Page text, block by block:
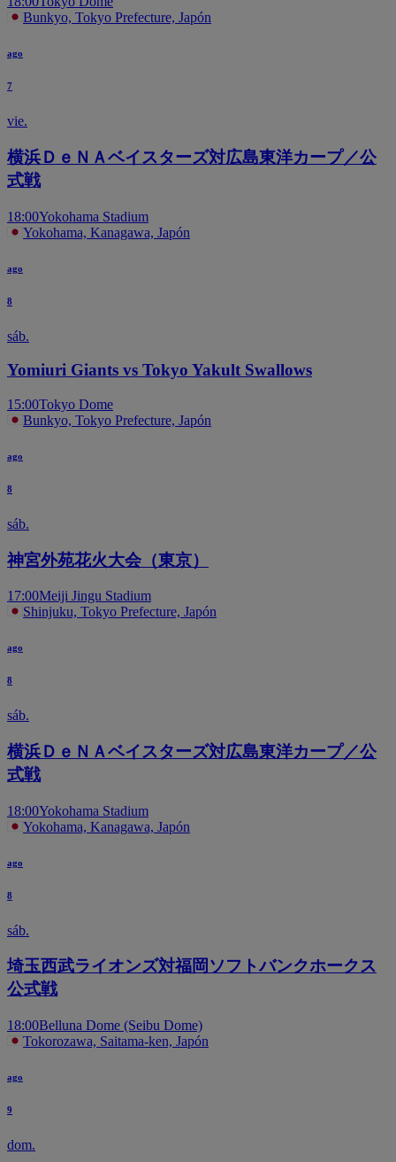
Bunkyo, Tokyo Prefecture, Japón
ago
7
vie.
横浜ＤｅＮＡベイスターズ対広島東洋カープ／公
式戦
18:00Yokohama Stadium
Yokohama, Kanagawa, Japón
ago
8
sáb.
Yomiuri Giants vs Tokyo Yakult Swallows
15:00Tokyo Dome
Bunkyo, Tokyo Prefecture, Japón
ago
8
sáb.
神宮外苑花火大会（東京）
17:00Meiji Jingu Stadium
Shinjuku, Tokyo Prefecture, Japón
ago
8
sáb.
横浜ＤｅＮＡベイスターズ対広島東洋カープ／公
式戦
18:00Yokohama Stadium
Yokohama, Kanagawa, Japón
ago
8
sáb.
埼玉西武ライオンズ対福岡ソフトバンクホークス
公式戦
18:00Belluna Dome (Seibu Dome)
Tokorozawa, Saitama-ken, Japón
ago
9
dom.